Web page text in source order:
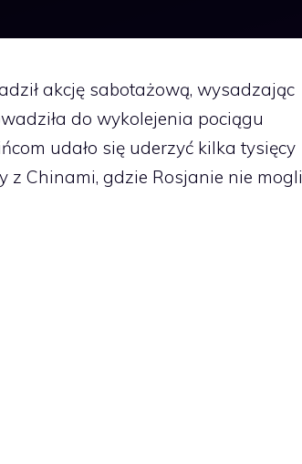
akcję sabotażową, wysadzając
do wykolejenia pociągu
udało się uderzyć kilka tysięcy
z Chinami, gdzie Rosjanie nie mogli